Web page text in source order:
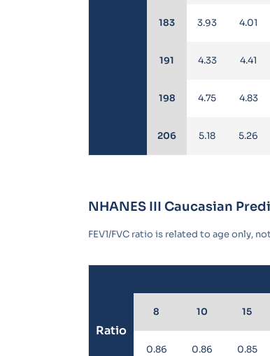
183 3.93 4.01
191 4.33 4.41
198 4.75 4.83
206 5.18 5.26
NHANES III Caucasian
FEV1/FVC ratio is related to age only,
Ratio
8 10 15
0.86 0.86 0.85